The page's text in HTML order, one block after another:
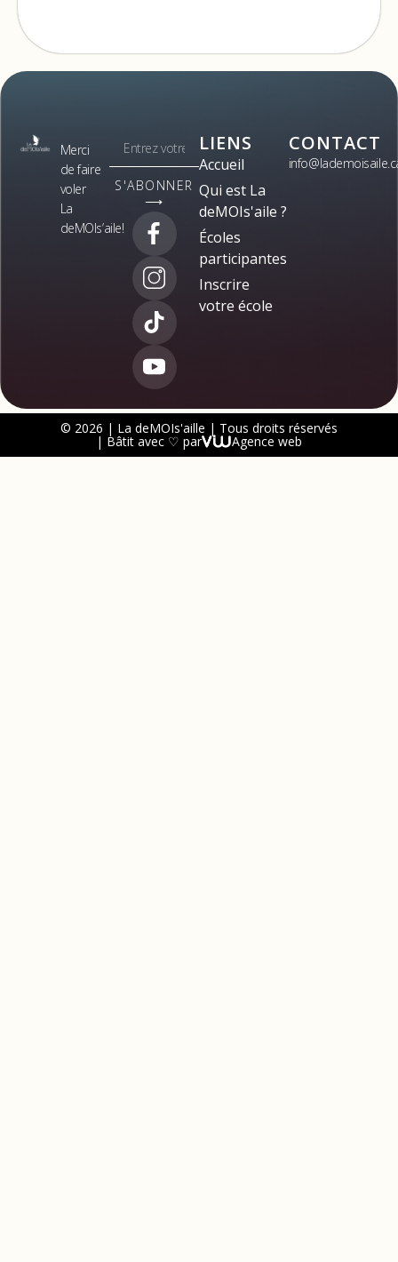
Merci
de faire
voler
La
deMOIs’aile!
S'ABONNER
⟶
LIENS
Accueil
Qui est La
deMOIs'aile ?
Écoles
participantes
Inscrire
votre école
CONTACT
© 2026 | La deMOIs'aille | Tous droits réservés
| Bâtit avec ♡ par Agence web